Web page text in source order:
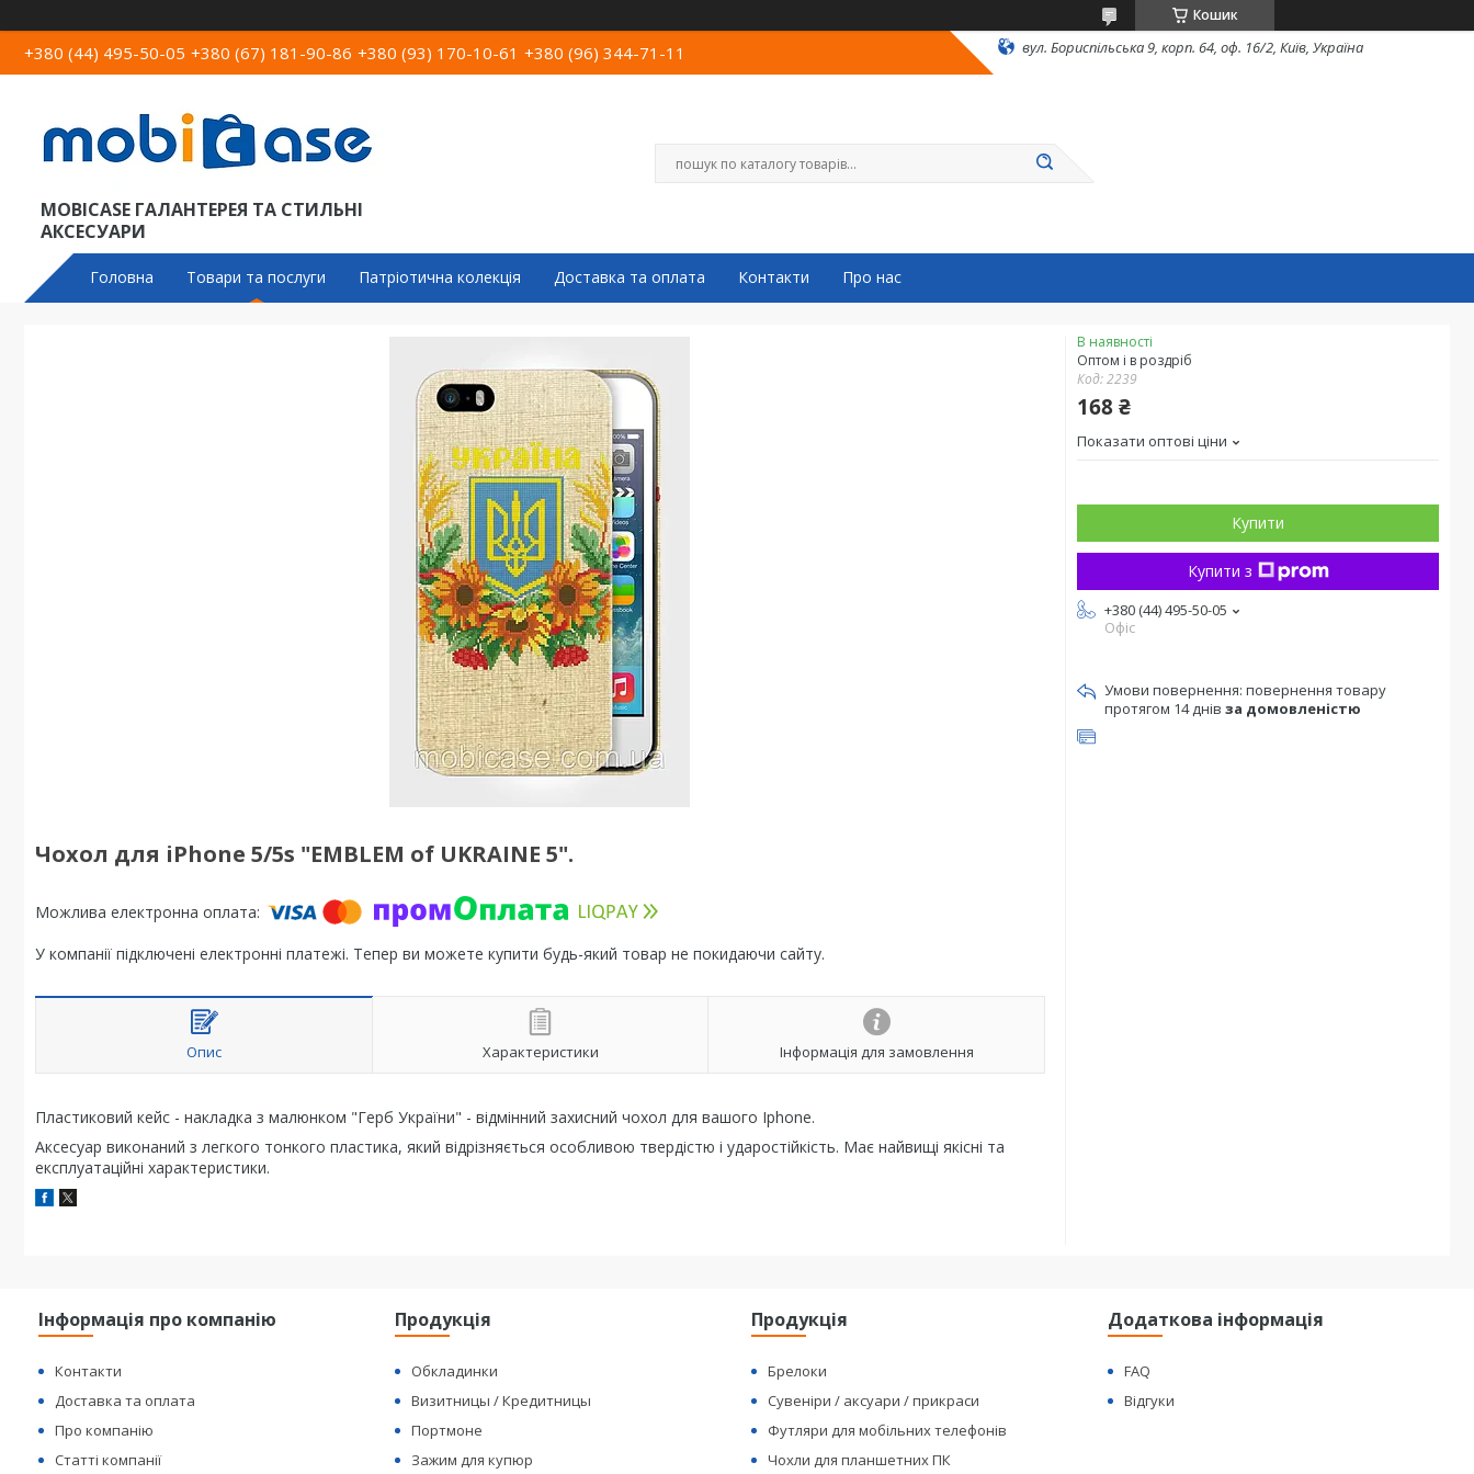
Кошик
+380 (44) 495-50-05 +380 (67) 181-90-86 +380 (93) 170-10-61 +380 (96) 344-71-11 вул. Бориспільська 9, корп. 64, оф. 16/2, Київ, Україна
MOBICASE ГАЛАНТЕРЕЯ ТА СТИЛЬНІ
АКСЕСУАРИ
Головна Товари та послуги Патріотична колекція Доставка та оплата Контакти Про нас
Чохол для iPhone 5/5s "EMBLEM of UKRAINE 5".
У компанії підключені електронні платежі. Тепер ви можете купити будь-який товар не покидаючи сайту.
Опис Характеристики Інформація для замовлення
Пластиковий кейс - накладка з малюнком "Герб України" - відмінний захисний чохол для вашого Iphone.
Аксесуар виконаний з легкого тонкого пластика, який відрізняється особливою твердістю і ударостійкість. Має найвищі якісні та
експлуатаційні характеристики.
В наявності
Оптом і в роздріб
Код:2239
168 ₴
Показати оптові ціни
Купити
Купити з
+380 (44) 495-50-05
Офіс
повернення товару
протягом 14 днів за домовленістю
Інформація про компанію
Контакти
Доставка та оплата
Про компанію
Статті компанії
Продукція
Обкладинки
Визитницы / Кредитницы
Портмоне
Зажим для купюр
Продукція
Брелоки
Сувеніри / аксуари / прикраси
Футляри для мобільних телефонів
Чохли для планшетних ПК
Додаткова інформація
FAQ
Відгуки